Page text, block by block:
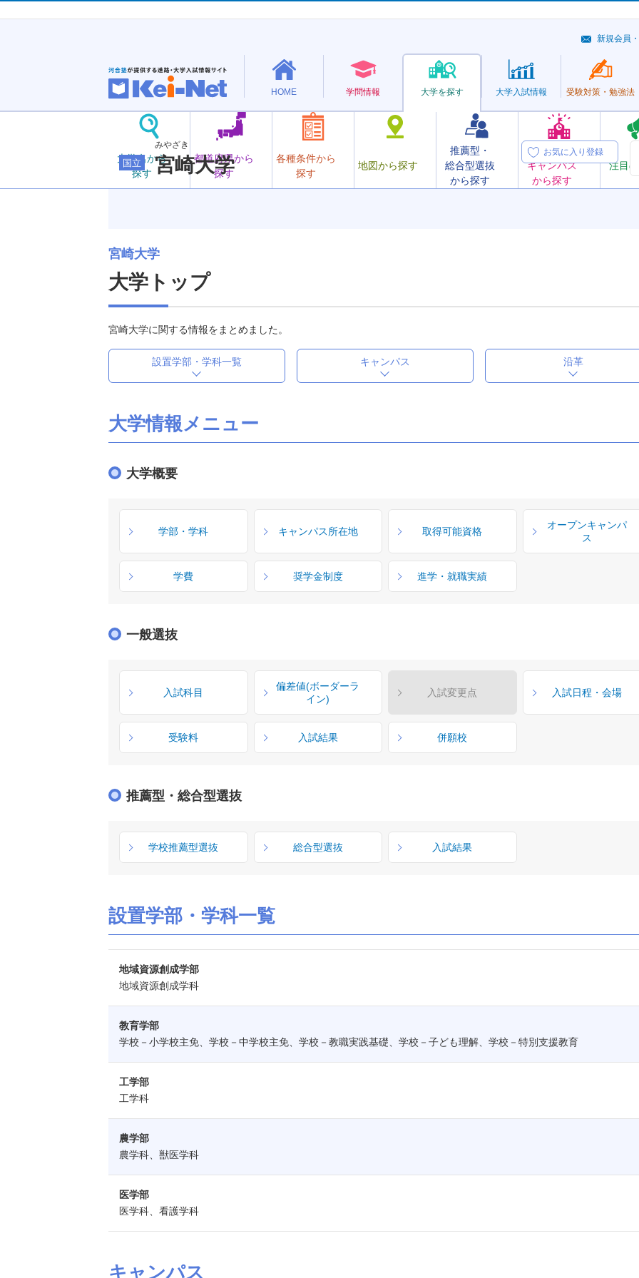
HOME 学問情報 大学を探す
大学名から
探す
都道府県から
探す
各種条件から
探す
地図から探す
推薦型・
総合型選抜
から探す
オープン
キャンパス
から探す
注目
大学入試情報 受験対策・ 勉強法
新規会員
国立
みやざき
宮崎大学
お気に入り登録
宮崎大学
大学トップ
宮崎大学に関する情報をまとめました。
設置学部・学科一覧 キャンパス 沿革
大学情報メニュー
大学概要
学部・学科 キャンパス所在地 取得可能資格
オープンキャンパ
ス
学費 奨学金制度 進学・就職実績
一般選抜
入試科目
偏差値(ボーダーラ
イン)
入試変更点 入試日程・会場
受験料 入試結果 併願校
推薦型・総合型選抜
学校推薦型選抜 総合型選抜 入試結果
設置学部・学科一覧
地域資源創成学部
地域資源創成学科
教育学部
学校－小学校主免、学校－中学校主免、学校－教職実践基礎、学校－子ども理解、学校－特別支援教育
工学部
工学科
農学部
農学科、獣医学科
医学部
医学科、看護学科
キャンパス